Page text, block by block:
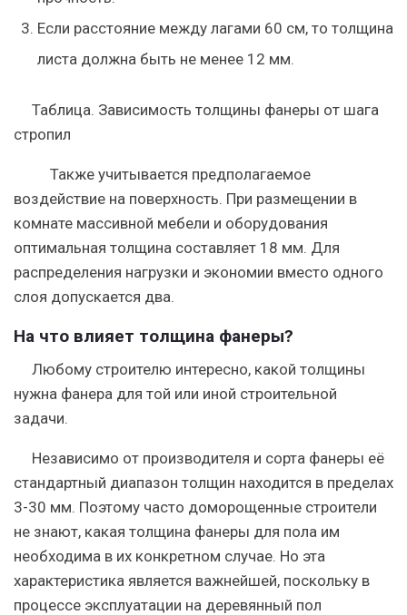
Если расстояние между лагами 60 см, то толщина
листа должна быть не менее 12 мм.
Таблица. Зависимость толщины фанеры от шага
стропил
Также учитывается предполагаемое
воздействие на поверхность. При размещении в
комнате массивной мебели и оборудования
оптимальная толщина составляет 18 мм. Для
распределения нагрузки и экономии вместо одного
слоя допускается два.
На что влияет толщина фанеры?
Любому строителю интересно, какой толщины
нужна фанера для той или иной строительной
задачи.
Независимо от производителя и сорта фанеры её
стандартный диапазон толщин находится в пределах
3-30 мм. Поэтому часто доморощенные строители
не знают, какая толщина фанеры для пола им
необходима в их конкретном случае. Но эта
характеристика является важнейшей, поскольку в
процессе эксплуатации на деревянный пол